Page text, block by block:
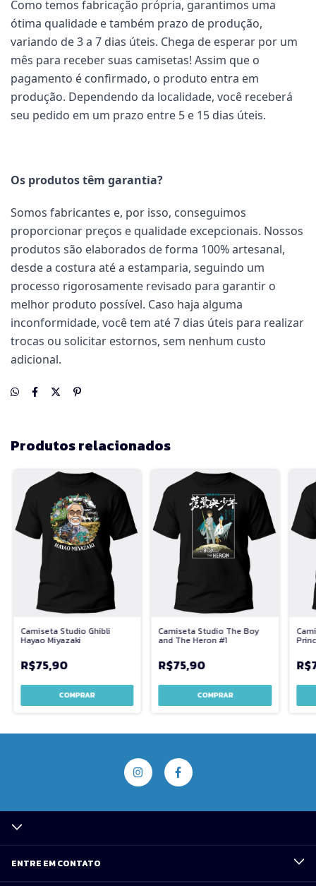
Como temos fabricação própria, garantimos uma
ótima qualidade e também prazo de produção,
variando de 3 a 7 dias úteis. Chega de esperar por um
mês para receber suas camisetas! Assim que o
pagamento é confirmado, o produto entra em
produção. Dependendo da localidade, você receberá
seu pedido em um prazo entre 5 e 15 dias úteis.
Os produtos têm garantia?
Somos fabricantes e, por isso, conseguimos
proporcionar preços e qualidade excepcionais. Nossos
produtos são elaborados de forma 100% artesanal,
desde a costura até a estamparia, seguindo um
processo rigorosamente revisado para garantir o
melhor produto possível. Caso haja alguma
inconformidade, você tem até 7 dias úteis para realizar
trocas ou solicitar estornos, sem nenhum custo
adicional.
Produtos relacionados
Camiseta Studio Ghibli
Hayao Miyazaki
R$75,90
COMPRAR
Camiseta Studio The Boy
and The Heron #1
R$75,90
COMPRAR
ENTRE EM CONTATO